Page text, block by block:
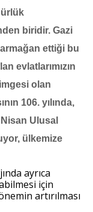
biridir. Gazi
ettiği bu
evlatlarımızın
olan
106. yılında,
Ulusal
ülkemize
ayrıca
için
artırılması